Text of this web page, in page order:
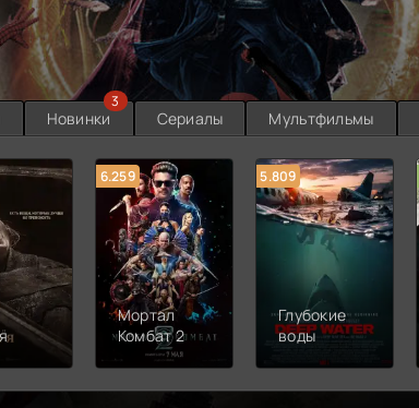
Новинки
3
Сериалы Мультфильмы
6.259
Мортал
Комбат 2
5.809
Глубокие
воды